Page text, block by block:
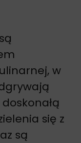
w
się z
są